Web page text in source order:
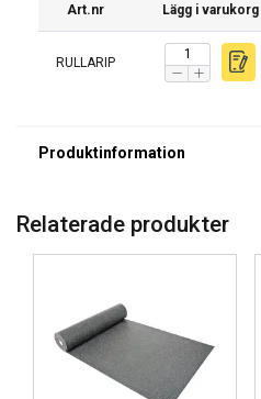
Art.nr Lägg i varukorg
RULLARIP
Relaterade produkter